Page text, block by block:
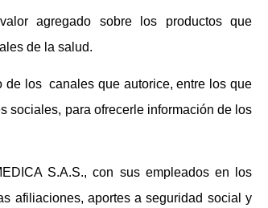
agregado sobre los productos que
de la salud.
de los canales que autorice, entre los que
sociales, para ofrecerle información de los
S.A.S., con sus empleados en los
afiliaciones, aportes a seguridad social y